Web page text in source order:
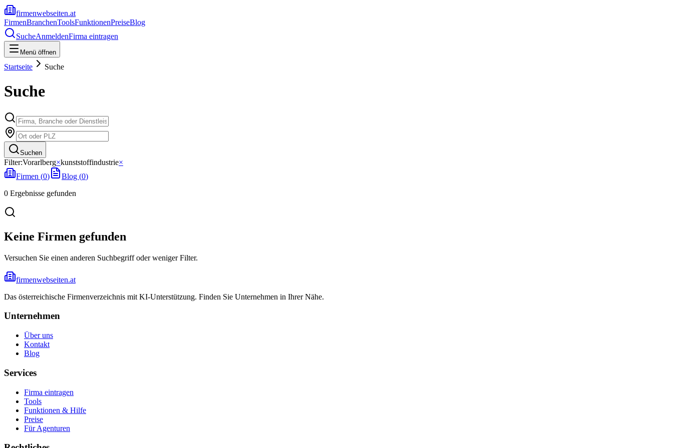
firmenwebseiten.at
FirmenBranchenToolsFunktionenPreiseBlog
SucheAnmeldenFirma eintragen
Menü öffnen
Startseite Suche
Suche
Suchen
Filter:Vorarlberg×kunststoffindustrie×
Firmen (0) Blog (0)
0 Ergebnisse gefunden
Keine Firmen gefunden
Versuchen Sie einen anderen Suchbegriff oder weniger Filter.
firmenwebseiten.at
Das österreichische Firmenverzeichnis mit KI-Unterstützung. Finden Sie Unternehmen in Ihrer Nähe.
Unternehmen
Über uns
Kontakt
Blog
Services
Firma eintragen
Tools
Funktionen & Hilfe
Preise
Für Agenturen